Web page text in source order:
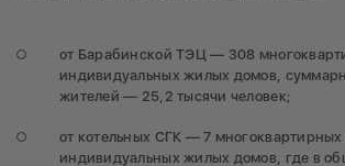
от Барабинской ТЭЦ — 308
индивидуальных жилых домов,
жителей — 25,2 тысячи человек;
от котельных СГК — 7
индивидуальных жилых домов, где в